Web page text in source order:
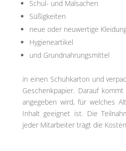
Schul- und Malsachen
Süßigkeiten
neue oder neuwertige
Hygieneartikel
und Grundnahrungsmittel
in einen Schuhkarton und
Geschenkpapier. Darauf
angegeben wird, für welches
Inhalt geeignet ist. Die
jeder Mitarbeiter trägt die